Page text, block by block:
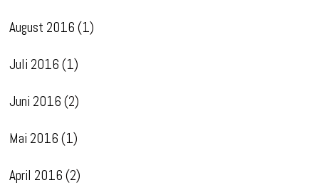
August 2016 (1)
Juli 2016 (1)
Juni 2016 (2)
Mai 2016 (1)
April 2016 (2)